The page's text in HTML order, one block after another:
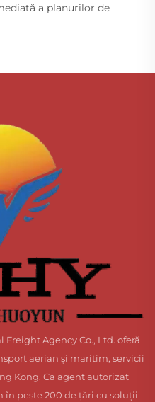
a planurilor de
Agency Co., Ltd. oferă
aerian și maritim, servicii
Kong. Ca agent autorizat
în peste 200 de țări cu soluții